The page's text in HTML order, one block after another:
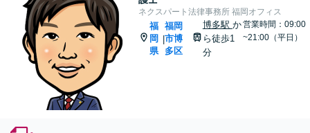
ネクスパート法律事務所 福岡オフィス
福
岡
県
|
福岡
市博
多区
博多駅 か
ら徒歩1
分
営業時間：09:00
~21:00（平日）